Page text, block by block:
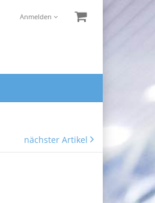
Anmelden
nächster Artikel